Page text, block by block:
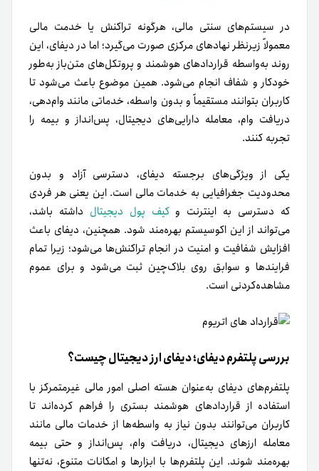
در سیستم‌های سنتی مالی، هرگونه تراکنش یا خدمت مالی
معمولاً زیرنظر نهادهای مرکزی صورت می‌گیرد؛ اما در دیفای، این
روند به‌واسطه قراردادهای هوشمند و پروتکل‌های متن‌باز به‌طور
خودکار و شفاف انجام می‌شود. همین موضوع باعث می‌شود تا
کاربران بتوانند مستقیماً و بدون واسطه، خدماتی مانند وام‌دهی،
دریافت وام، معامله دارایی‌های دیجیتال، پس‌انداز و بیمه را
تجربه کنند.
یکی از ویژگی‌های برجسته دیفای، دسترسی آزاد و بدون
محدودیت جغرافیایی به خدمات مالی است. این یعنی هر فردی
که دسترسی به اینترنت وکیف پول دیجیتال داشته باشد،
می‌تواند از این اکوسیستم بهره‌مند شود. همچنین، دیفای باعث
افزایش شفافیت و امنیت در انجام تراکنش‌ها می‌شود؛ زیرا تمام
فرایندها و سوابق روی بلاک‌چین ثبت می‌شود و برای عموم
مشاهده‌کردنی است.
بررسی پلتفرم دیفای؛ دیفای ارز دیجیتال چیست؟
پلتفرم‌های دیفای به‌عنوان هسته اصلی امور مالی غیرمتمرکز با
استفاده از قراردادهای هوشمند بستری را فراهم کرده‌اند تا
کاربران می‌توانند بدون نیاز به واسطه‌ها از خدمات مالی مانند
معامله ارزهای دیجیتال، دریافت وام، پس‌انداز و حتی بیمه
بهره‌مند شوند. این پلتفرم‌ها با ابزارها و امکانات متنوع، نه‌تنها